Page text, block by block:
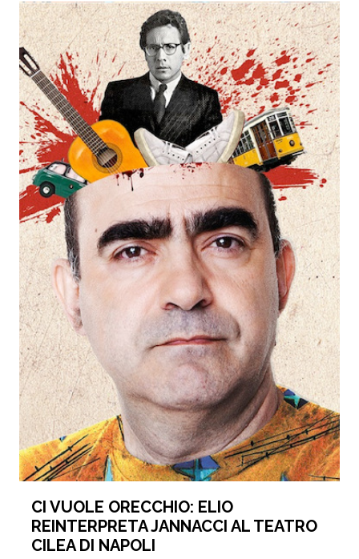
CI VUOLE ORECCHIO: ELIO
REINTERPRETA JANNACCI AL TEATRO
CILEA DI NAPOLI